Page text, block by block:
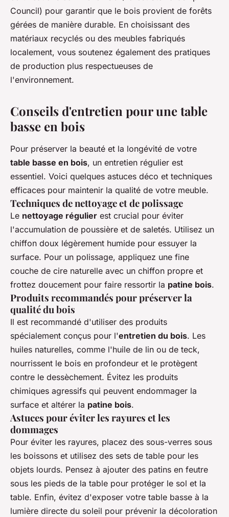
Council) pour garantir que le bois provient de forêts
gérées de manière durable. En choisissant des
matériaux recyclés ou des meubles fabriqués
localement, vous soutenez également des pratiques
de production plus respectueuses de
l'environnement.
Conseils d'entretien pour une table
basse en bois
Pour préserver la beauté et la longévité de votre
table basse en bois, un entretien régulier est
essentiel. Voici quelques astuces déco et techniques
efficaces pour maintenir la qualité de votre meuble.
Techniques de nettoyage et de polissage
Le nettoyage régulier est crucial pour éviter
l'accumulation de poussière et de saletés. Utilisez un
chiffon doux légèrement humide pour essuyer la
surface. Pour un polissage, appliquez une fine
couche de cire naturelle avec un chiffon propre et
frottez doucement pour faire ressortir la patine bois.
Produits recommandés pour préserver la
qualité du bois
Il est recommandé d'utiliser des produits
spécialement conçus pour l'entretien du bois. Les
huiles naturelles, comme l'huile de lin ou de teck,
nourrissent le bois en profondeur et le protègent
contre le dessèchement. Évitez les produits
chimiques agressifs qui peuvent endommager la
surface et altérer la patine bois.
Astuces pour éviter les rayures et les
dommages
Pour éviter les rayures, placez des sous-verres sous
les boissons et utilisez des sets de table pour les
objets lourds. Pensez à ajouter des patins en feutre
sous les pieds de la table pour protéger le sol et la
table. Enfin, évitez d'exposer votre table basse à la
lumière directe du soleil pour prévenir la décoloration